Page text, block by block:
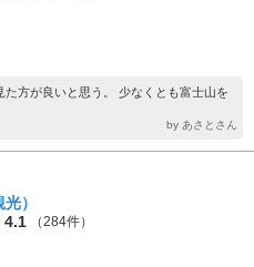
方が良いと思う。 少なくとも富士山を
by あさとさん
）
4.1
（284件）